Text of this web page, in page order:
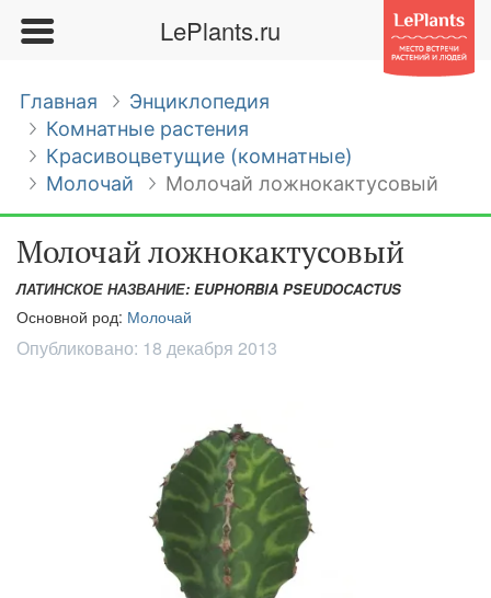
LePlants.ru
Главная
Энциклопедия
Комнатные растения
Красивоцветущие (комнатные)
Молочай
Молочай ложнокактусовый
Молочай ложнокактусовый
ЛАТИНСКОЕ НАЗВАНИЕ: EUPHORBIA PSEUDOCACTUS
Основной род: Молочай
Опубликовано: 18 декабря 2013